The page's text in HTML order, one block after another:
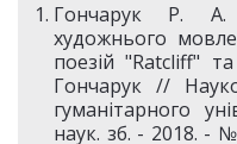
Гончарук Р. А.
художнього
поезій "Ratcliff"
Гончарук //
гуманітарного
наук. зб. - 2018. -